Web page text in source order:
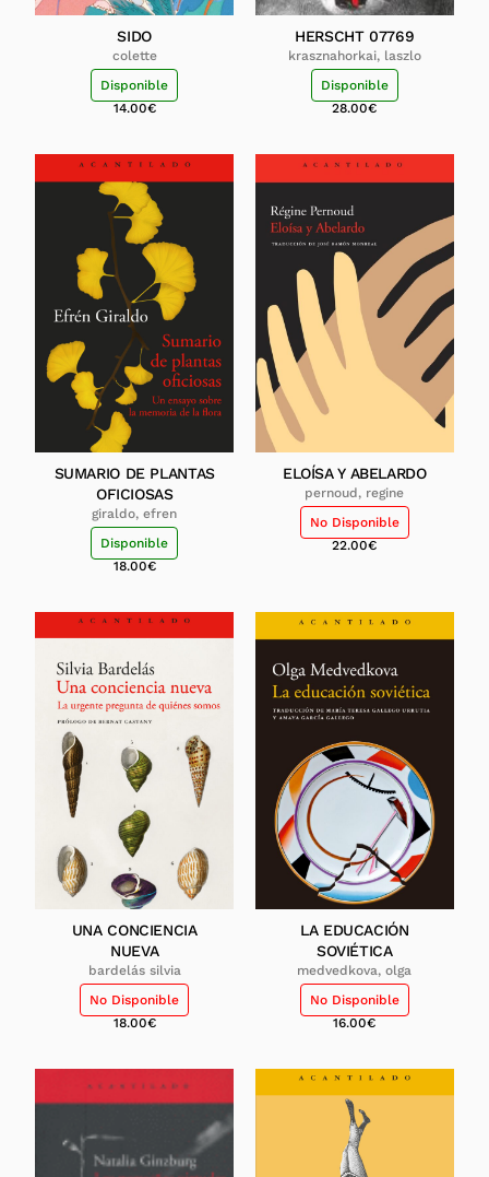
SIDO
colette
Disponible
14.00€
HERSCHT 07769
krasznahorkai, laszlo
Disponible
28.00€
SUMARIO DE PLANTAS
OFICIOSAS
giraldo, efren
Disponible
18.00€
ELOÍSA Y ABELARDO
pernoud, regine
No Disponible
22.00€
UNA CONCIENCIA
NUEVA
bardelás silvia
No Disponible
18.00€
LA EDUCACIÓN
SOVIÉTICA
medvedkova, olga
No Disponible
16.00€